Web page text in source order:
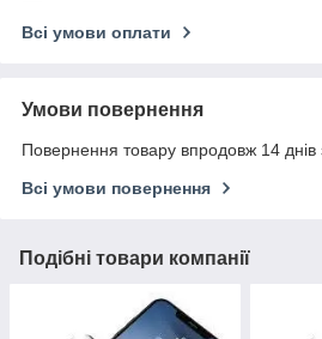
Всі умови оплати
Умови повернення
Повернення товару впродовж 14 днів
Всі умови повернення
Подібні товари компанії